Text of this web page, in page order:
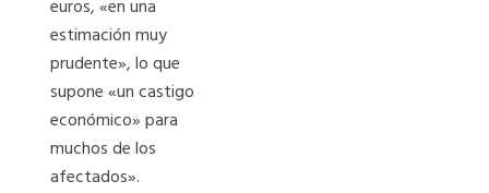
euros, «en una
estimación muy
prudente», lo que
supone «un castigo
económico» para
muchos de los
afectados».